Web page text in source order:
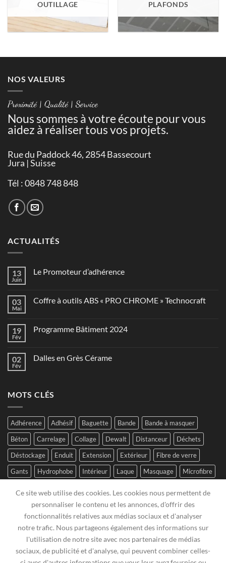
OUTILLAGE PLAFONDS
NOS VALEURS
Proximité | Qualité | Service
Nous sommes à votre écoute pour vous
aidez à réaliser tous vos projets.
Rue du Paddock 46, 2854 Bassecourt
Jura | Suisse
Tél : 0848 748 848
ACTUALITÉS
13
Juin
Le Promoteur d’adhérence
03
Mai
Coffre à outils ABS « PRO CHROME » Technocraft
19
Fév
Programme Bâtiment 2024
02
Fév
Dalles en Grès Cérame
MOTS CLÉS
Adhérence Adhésif Baguette Bande
Bande à masquer
Béton
Carrelage Collage Dewalt Distanceur
Déchets
Déstockage
Enduit Extension Extérieur
Fibre de verre
Gants
Hydrophobe Intérieur Laque Masquage
Microfibre
Polyuréthane
Raccord Ruban Réhausseur Sagex
SPC
Stanley
Suspension Vis Visseuse
Ce site web utilise des cookies. Les cookies nous permettent de
personnaliser le contenu et les annonces, d'offrir des
fonctionnalités relatives aux médias sociaux et d'analyser
notre trafic. Nous partageons également des informations sur
l'utilisation de notre site avec nos partenaires de médias
sociaux, de publicité et d'analyse, qui peuvent combiner celles-